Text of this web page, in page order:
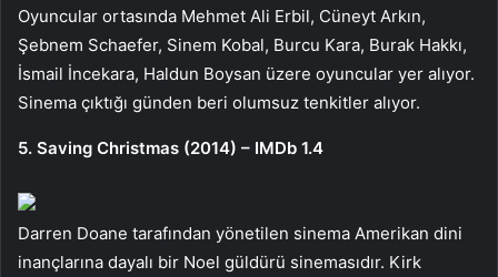
Oyuncular ortasında Mehmet Ali Erbil, Cüneyt Arkın,
Şebnem Schaefer, Sinem Kobal, Burcu Kara, Burak Hakkı,
İsmail İncekara, Haldun Boysan üzere oyuncular yer alıyor.
Sinema çıktığı günden beri olumsuz tenkitler alıyor.
5. Saving Christmas (2014) – IMDb 1.4
Darren Doane tarafından yönetilen sinema Amerikan dini
inançlarına dayalı bir Noel güldürü sinemasıdır. Kirk